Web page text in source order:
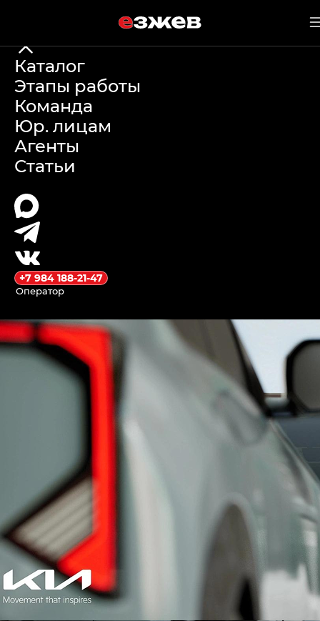
14 июня 2026 г.
Changan X5 Plus
купить: обзор,
и доставка из
Китая
езжев
Каталог
Этапы работы
Команда
Юр. лицам
Агенты
Статьи
+7 984 188-21-47
Оператор